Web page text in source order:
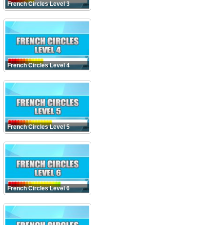
French Circles Level 3
French Circles Level 4
French Circles Level 5
French Circles Level 6